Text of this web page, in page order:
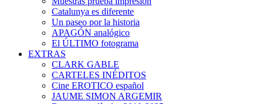
Catalunya es diferente
Un paseo por la historia
APAGÓN analógico
El ÚLTIMO fotograma
EXTRAS
CLARK GABLE
CARTELES INÉDITOS
Cine EROTICO español
JAUME SIMON ARGEMIR